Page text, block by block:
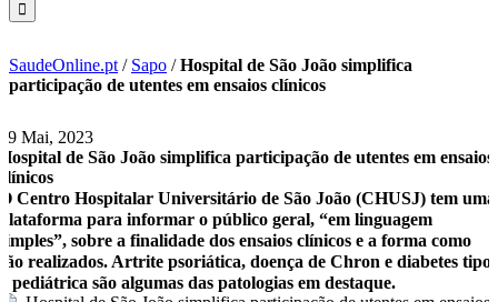
SaudeOnline.pt / Sapo /Hospital de São João simplifica
participação de utentes em ensaios clínicos
29 Mai, 2023
Hospital de São João simplifica participação de utentes em ensaios
clínicos
O Centro Hospitalar Universitário de São João (CHUSJ) tem uma
plataforma para informar o público geral, “em linguagem
simples”, sobre a finalidade dos ensaios clínicos e a forma como
são realizados. Artrite psoriática, doença de Chron e diabetes tipo
2 pediátrica são algumas das patologias em destaque.